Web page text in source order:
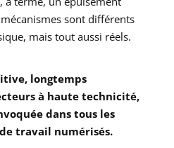
sont différents
mais tout aussi réels.
longtemps
à haute technicité,
dans tous les
travail numérisés.